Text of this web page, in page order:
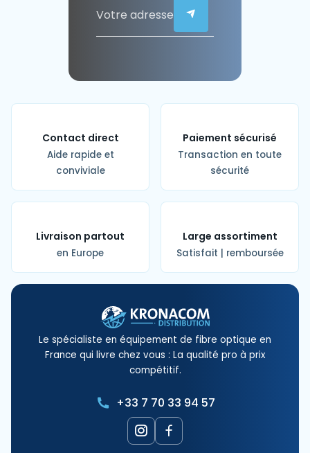
Contact direct
Aide rapide et
conviviale
Paiement sécurisé
Transaction en toute
sécurité
Livraison partout
en Europe
Large assortiment
Satisfait | remboursée
Le spécialiste en équipement de fibre optique en
France qui livre chez vous : La qualité pro à prix
compétitif.
+33 7 70 33 94 57